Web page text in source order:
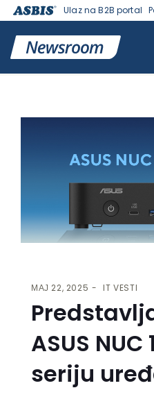
Ulaz na B2B portal
14 ESSENTIAL
МАЈ 22, 2025 IT VESTI
ASUS
seriju